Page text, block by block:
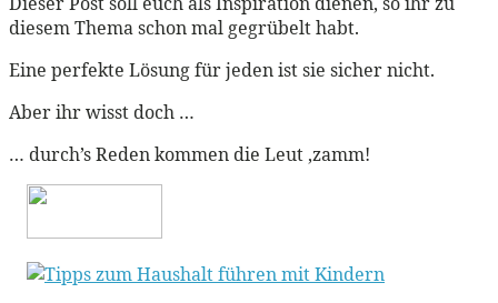
diesem Thema schon mal gegrübelt habt.
Eine perfekte Lösung für jeden ist sie sicher nicht.
Aber ihr wisst doch …
… durch’s Reden kommen die Leut ‚zamm!